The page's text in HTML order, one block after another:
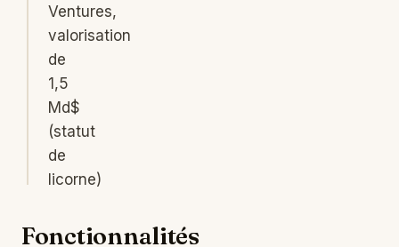
Ventures,
valorisation
de
1,5
Md$
(statut
de
licorne)
Fonctionnalités